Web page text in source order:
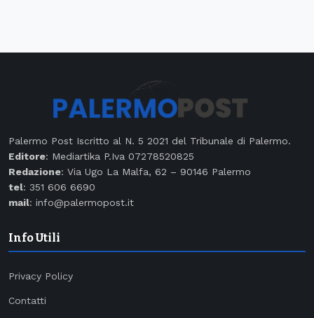
Palermo Post Iscritto al N. 5 2021 del Tribunale di Palermo.
Editore: Mediartika P.Iva 07278520825
Redazione: Via Ugo La Malfa, 62 – 90146 Palermo
tel: 351 606 6690
mail: info@palermopost.it
Info Utili
Privacy Policy
Contatti